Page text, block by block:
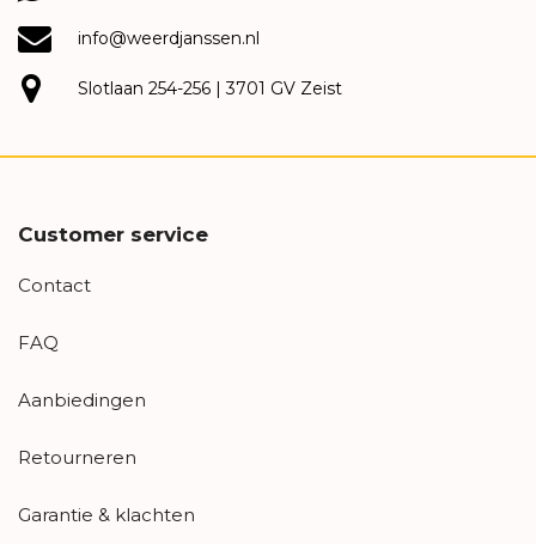
info@weerdjanssen.nl
Slotlaan 254-256 | 3701 GV Zeist
Customer service
Contact
FAQ
Aanbiedingen
Retourneren
Garantie & klachten